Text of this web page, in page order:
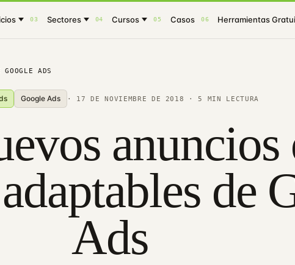
03 Sectores 04 Cursos 05 Casos 06 Herramientas
ADS
Google Ads · 17 DE NOVIEMBRE DE 2018 · 5 MIN LECTURA
anuncios
de
Ads